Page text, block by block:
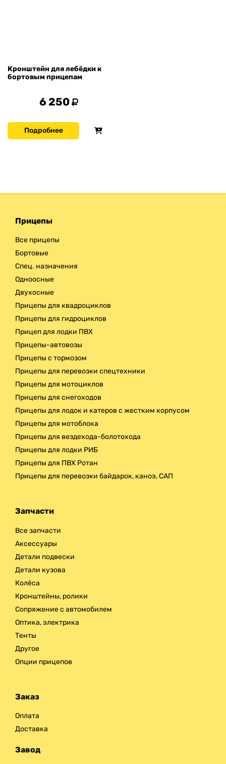
Кронштейн для лебёдки к
бортовым прицепам
6 250
Подробнее
Прицепы
Все прицепы
Бортовые
Спец. назначения
Одноосные
Двухосные
Прицепы для квадроциклов
Прицепы для гидроциклов
Прицеп для лодки ПВХ
Прицепы-автовозы
Прицепы с тормозом
Прицепы для перевозки спецтехники
Прицепы для мотоциклов
Прицепы для снегоходов
Прицепы для лодок и катеров с жестким корпусом
Прицепы для мотоблока
Прицепы для вездехода-болотохода
Прицепы для лодки РИБ
Прицепы для ПВХ Ротан
Прицепы для перевозки байдарок, каноэ, САП
Запчасти
Все запчасти
Аксессуары
Детали подвески
Детали кузова
Колёса
Кронштейны, ролики
Сопряжение с автомобилем
Оптика, электрика
Тенты
Другое
Опции прицепов
Заказ
Оплата
Доставка
Завод